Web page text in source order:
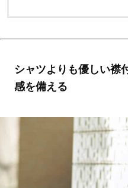
シャツよりも優しい襟
感を備える